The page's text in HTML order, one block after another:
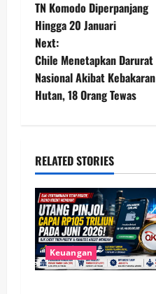
o
s
t
n
v
i
g
a
t
TN Komodo Diperpanjang
Hingga 20 Januari
Next:
Chile Menetapkan Darurat
Nasional Akibat Kebakaran
Hutan, 18 Orang Tewas
RELATED STORIES
Keuangan